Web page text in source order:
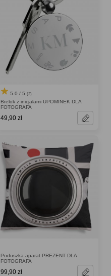
5.0 / 5 (2)
Brelok z inicjałami UPOMINEK DLA
FOTOGRAFA
49,90 zł
Poduszka aparat PREZENT DLA
FOTOGRAFA
99,90 zł